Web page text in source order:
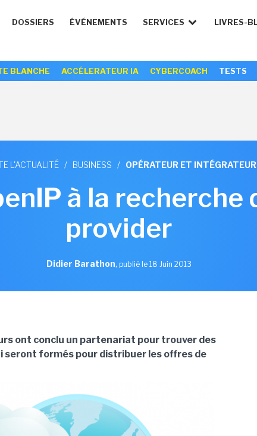
DOSSIERS ÉVÉNEMENTS SERVICES LIVRES-
BLANCHE ACCÉLERATEUR IA CYBERCOACH TESTS
L'ACTUALITÉ / BUSINESS / OPÉRATEUR ET INTÉGRATEUR
à la recherche
provider
Didier Barathon, publié le 18 Juin 2013
ont conclu un partenariat pour trouver des
seront formés pour distribuer les offres de